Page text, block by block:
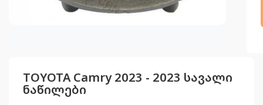
TOYOTA Camry 2023 - 2023 სავალი
ნაწილები